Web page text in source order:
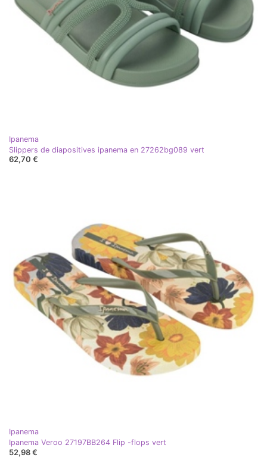
Ipanema
Slippers de diapositives ipanema en 27262bg089 vert
62,70 €
Ipanema
Ipanema Veroo 27197BB264 Flip -flops vert
52,98 €